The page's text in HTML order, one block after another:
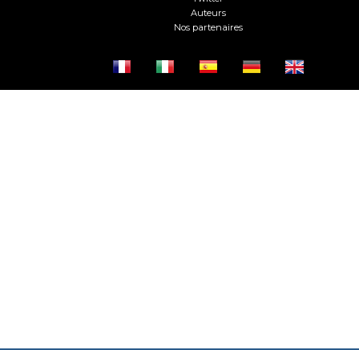
Auteurs
Nos partenaires